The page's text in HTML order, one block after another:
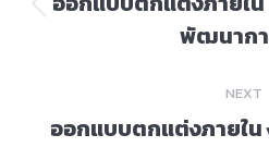
พัฒนาก
NEXT
ออกแบบตกแต่งภายใน